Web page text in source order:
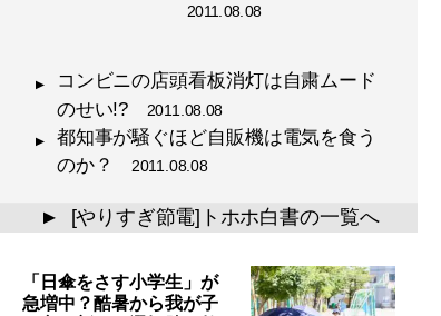
2011.08.08
コンビニの店頭看板消灯は自粛ムード
のせい!?
2011.08.08
都知事が騒ぐほど自販機は電気を食う
のか？ 2011.08.08
▲ [やりすぎ節電]トホホ白書の一覧へ
「日傘をさす小学生」が
急増中？酷暑から我が子